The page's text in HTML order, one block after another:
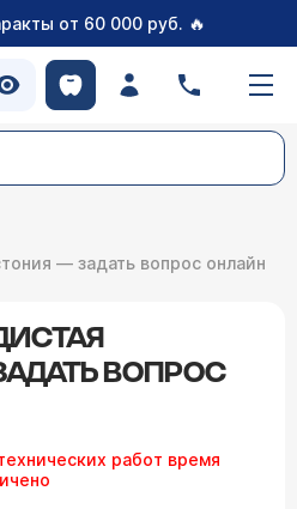
от 60 000 руб. 🔥
— задать вопрос онлайн
ВОПРОС
работ время